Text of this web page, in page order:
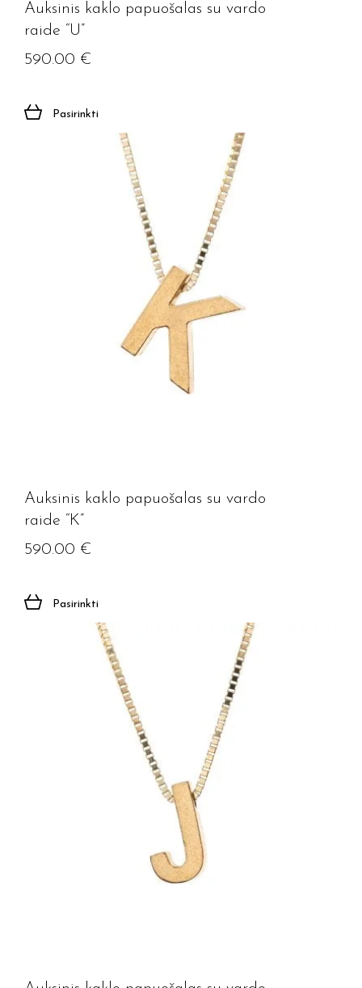
Auksinis kaklo papuošalas su vardo
raide “U”
590.00 €
Pasirinkti
Auksinis kaklo papuošalas su vardo
raide “K”
590.00 €
Pasirinkti